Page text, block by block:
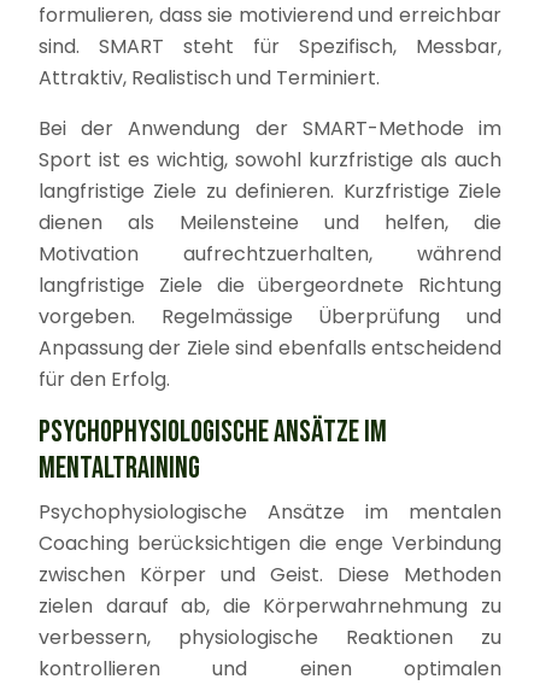
formulieren, dass sie motivierend und erreichbar
sind. SMART steht für Spezifisch, Messbar,
Attraktiv, Realistisch und Terminiert.
Bei der Anwendung der SMART-Methode im
Sport ist es wichtig, sowohl kurzfristige als auch
langfristige Ziele zu definieren. Kurzfristige Ziele
dienen als Meilensteine und helfen, die
Motivation aufrechtzuerhalten, während
langfristige Ziele die übergeordnete Richtung
vorgeben. Regelmässige Überprüfung und
Anpassung der Ziele sind ebenfalls entscheidend
für den Erfolg.
PSYCHOPHYSIOLOGISCHE ANSÄTZE IM
MENTALTRAINING
Psychophysiologische Ansätze im mentalen
Coaching berücksichtigen die enge Verbindung
zwischen Körper und Geist. Diese Methoden
zielen darauf ab, die Körperwahrnehmung zu
verbessern, physiologische Reaktionen zu
kontrollieren und einen optimalen